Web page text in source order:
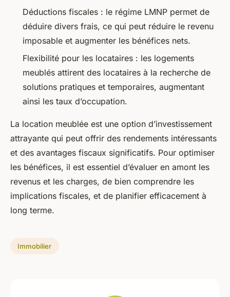
Déductions fiscales : le régime LMNP permet de
déduire divers frais, ce qui peut réduire le revenu
imposable et augmenter les bénéfices nets.
Flexibilité pour les locataires : les logements
meublés attirent des locataires à la recherche de
solutions pratiques et temporaires, augmentant
ainsi les taux d’occupation.
La location meublée est une option d’investissement
attrayante qui peut offrir des rendements intéressants
et des avantages fiscaux significatifs. Pour optimiser
les bénéfices, il est essentiel d’évaluer en amont les
revenus et les charges, de bien comprendre les
implications fiscales, et de planifier efficacement à
long terme.
Immobilier